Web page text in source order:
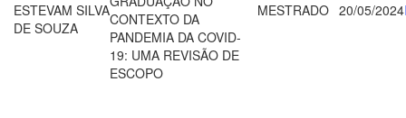
ESTEVAM SILVA
DE SOUZA
CONTEXTO DA
PANDEMIA DA COVID-
19: UMA REVISÃO DE
ESCOPO
MESTRADO 20/05/2024